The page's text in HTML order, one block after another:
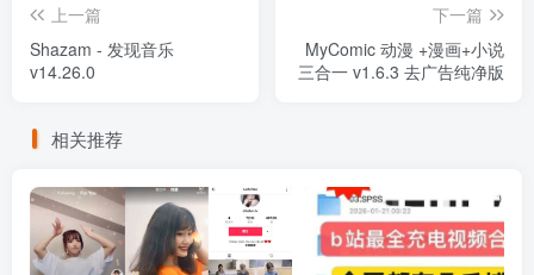
上一篇
Shazam - 发现音乐
v14.26.0
下一篇
MyComic 动漫 +漫画+小说
三合一 v1.6.3 去广告纯净版
相关推荐